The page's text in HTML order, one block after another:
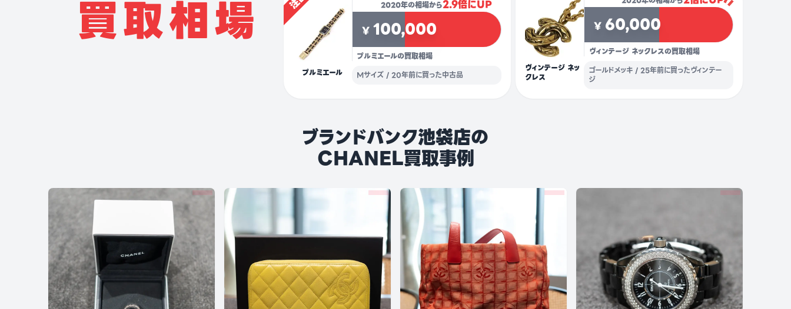
買取相場
プルミエール
2020年の相場から2.9倍にUP
¥ 100,000
プルミエールの買取相場
Mサイズ / 20年前に買った中古品
ヴィンテージ ネッ
クレス
¥ 60,000
ヴィンテージ ネックレスの買取相場
ゴールドメッキ / 25年前に買ったヴィンテー
ジ
ブランドバンク池袋店の
CHANEL買取事例